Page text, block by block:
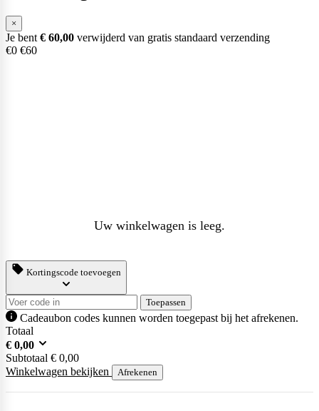
Trained By JP
×
Je bent € 60,00 verwijderd van gratis standaard verzending
€0 €60
Uw winkelwagen is leeg.
Kortingscode toevoegen
Toepassen
Cadeaubon codes kunnen worden toegepast bij het afrekenen.
Totaal
€ 0,00
Subtotaal € 0,00
Winkelwagen bekijken
Afrekenen